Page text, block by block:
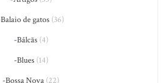
de gatos (36)
-Bálcãs(4)
-Blues(14)
-Bossa Nova (22)